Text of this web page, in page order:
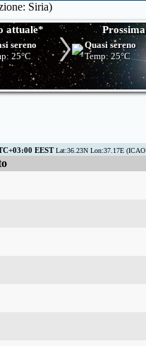
Siria)
attuale*
sereno
25°C
Quasi sereno
Temp: 25°C
EESTLat:36.23N Lon:37.17E